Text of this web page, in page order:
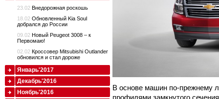
В основе машин по-прежнему
23.02 Внедорожная роскошь
18.02 Обновленный Kia Soul
добрался до России
09.02 Новый Peugeot 3008 – к
Первомаю!
02.02 Кроссовер Mitsubishi Outlander
обновился и стал дороже
Январь'2017
Декабрь'2016
Ноябрь'2016